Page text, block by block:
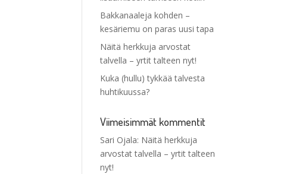
Bakkanaaleja kohden –
kesäriemu on paras uusi tapa
Näitä herkkuja arvostat
talvella – yrtit talteen nyt!
Kuka (hullu) tykkää talvesta
huhtikuussa?
Viimeisimmät kommentit
Sari Ojala: Näitä herkkuja
arvostat talvella – yrtit talteen
nyt!